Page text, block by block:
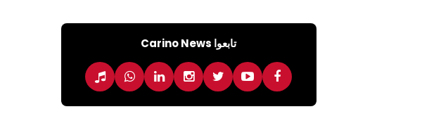
تابعوا Carino News